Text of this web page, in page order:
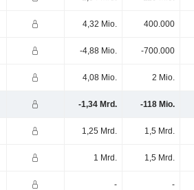
4,32 Mio. 400.000
-4,88 Mio. -700.000
4,08 Mio. 2 Mio.
-1,34 Mrd. -118 Mio.
1,25 Mrd. 1,5 Mrd.
1 Mrd. 1,5 Mrd.
- -